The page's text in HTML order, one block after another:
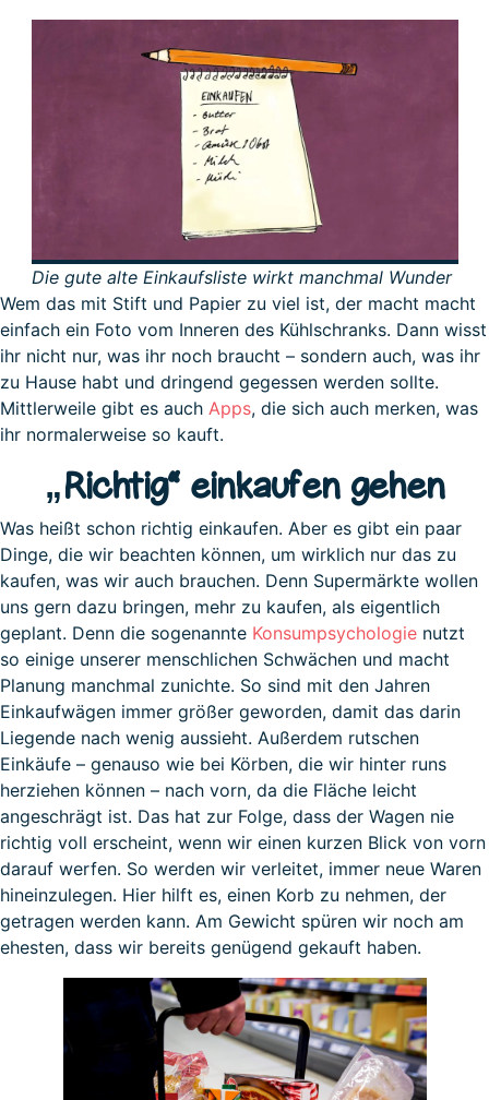
Die gute alte Einkaufsliste wirkt manchmal Wunder
Wem das mit Stift und Papier zu viel ist, der macht macht
einfach ein Foto vom Inneren des Kühlschranks. Dann wisst
ihr nicht nur, was ihr noch braucht – sondern auch, was ihr
zu Hause habt und dringend gegessen werden sollte.
Mittlerweile gibt es auch Apps, die sich auch merken, was
ihr normalerweise so kauft.
„Richtig“ einkaufen gehen
Was heißt schon richtig einkaufen. Aber es gibt ein paar
Dinge, die wir beachten können, um wirklich nur das zu
kaufen, was wir auch brauchen. Denn Supermärkte wollen
uns gern dazu bringen, mehr zu kaufen, als eigentlich
geplant. Denn die sogenannte Konsumpsychologie nutzt
so einige unserer menschlichen Schwächen und macht
Planung manchmal zunichte. So sind mit den Jahren
Einkaufwägen immer größer geworden, damit das darin
Liegende nach wenig aussieht. Außerdem rutschen
Einkäufe – genauso wie bei Körben, die wir hinter runs
herziehen können – nach vorn, da die Fläche leicht
angeschrägt ist. Das hat zur Folge, dass der Wagen nie
richtig voll erscheint, wenn wir einen kurzen Blick von vorn
darauf werfen. So werden wir verleitet, immer neue Waren
hineinzulegen. Hier hilft es, einen Korb zu nehmen, der
getragen werden kann. Am Gewicht spüren wir noch am
ehesten, dass wir bereits genügend gekauft haben.